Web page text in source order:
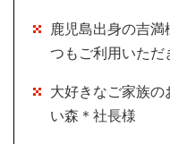
鹿児島出身の吉
つもご利用いただ
大好きなご家族
い森＊社長様